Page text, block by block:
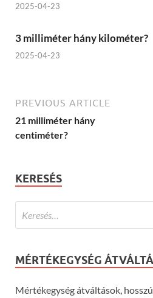
2025-04-23
3 milliméter hány kilométer?
2025-04-23
PREVIOUS ARTICLE
21 milliméter hány
centiméter?
KERESÉS
MÉRTÉKEGYSÉG
Mértékegység átváltások,